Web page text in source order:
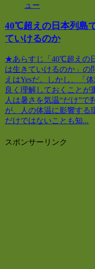
ュー
40℃超えの日本列島
ていけるのか
★あらすじ「40℃超えの
は生きていけるのか」の
えはYesだ。しかし、「
良く理解しておくことが
人は暑さを気温“だけ”で
が、人の体温に影響する
だけではないことも知...
スポンサーリンク